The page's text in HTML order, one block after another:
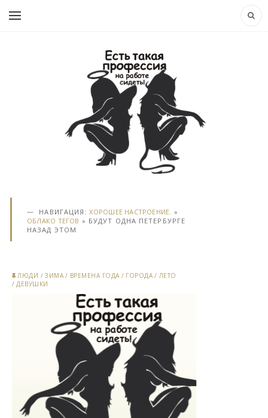
НАВИГАЦИЯ:ХОРОШЕЕ НАСТРОЕНИЕ. »
ОБЛАКО ТЕГОВ » БУДУТ ОДНА ПЕТЕРБУРГЕ
НАЗАД ЭТОМ
ЛЮДИ /ЗИМА / ВРЕМЕНА ГОДА / ГОРОДА / ЛЕТО
/ДЕВУШКИ